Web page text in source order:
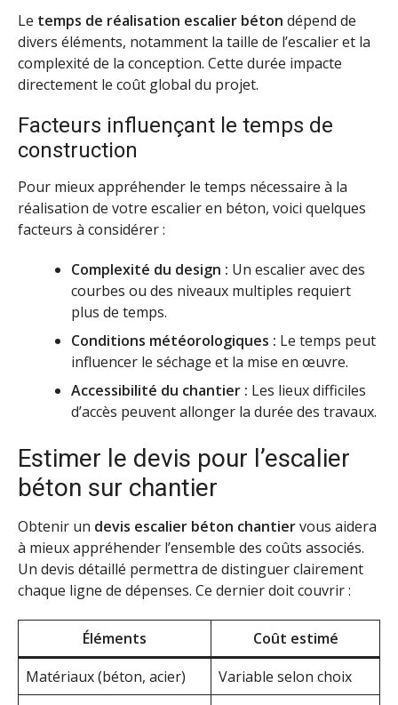
Le temps de réalisation escalier béton dépend de
divers éléments, notamment la taille de l’escalier et la
complexité de la conception. Cette durée impacte
directement le coût global du projet.
Facteurs influençant le temps de
construction
Pour mieux appréhender le temps nécessaire à la
réalisation de votre escalier en béton, voici quelques
facteurs à considérer :
Complexité du design : Un escalier avec des
courbes ou des niveaux multiples requiert
plus de temps.
Conditions météorologiques : Le temps peut
influencer le séchage et la mise en œuvre.
Accessibilité du chantier : Les lieux difficiles
d’accès peuvent allonger la durée des travaux.
Estimer le devis pour l’escalier
béton sur chantier
Obtenir un devis escalier béton chantiervous aidera
à mieux appréhender l’ensemble des coûts associés.
Un devis détaillé permettra de distinguer clairement
chaque ligne de dépenses. Ce dernier doit couvrir :
Éléments
Coût estimé
Matériaux (béton, acier)
Variable selon choix